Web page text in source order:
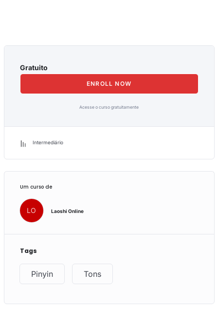
Gratuito
ENROLL NOW
Acesse o curso gratuitamente
Intermediário
Um curso de
LO Laoshi Online
Tags
Pinyin Tons